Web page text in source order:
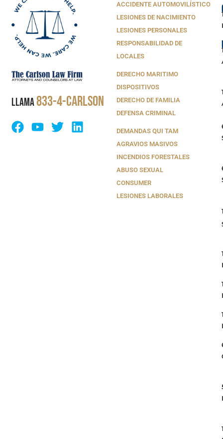
LLAMA833-4-CARLSON
ACCIDENTE AUTOMOVILÍSTICO
LESIONES DE NACIMIENTO
LESIONES PERSONALES
RESPONSABILIDAD DE
LOCALES
DERECHO MARITIMO
DISPOSITIVOS
DERECHO DE FAMILIA
DEFENSA CRIMINAL
DEMANDAS QUI TAM
AGRAVIOS MASIVOS
INCENDIOS FORESTALES
ABUSO SEXUAL
CONSUMER
LESIONES LABORALES